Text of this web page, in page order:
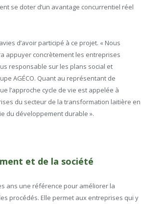
se doter d’un avantage concurrentiel réel
d’avoir participé à ce projet. « Nous
appuyer concrètement les entreprises
responsable sur les plans social et
AGÉCO. Quant au représentant de
l’approche cycle de vie est appelée à
du secteur de la transformation laitière en
du développement durable ».
et de la société
ans une référence pour améliorer la
procédés. Elle permet aux entreprises qui y